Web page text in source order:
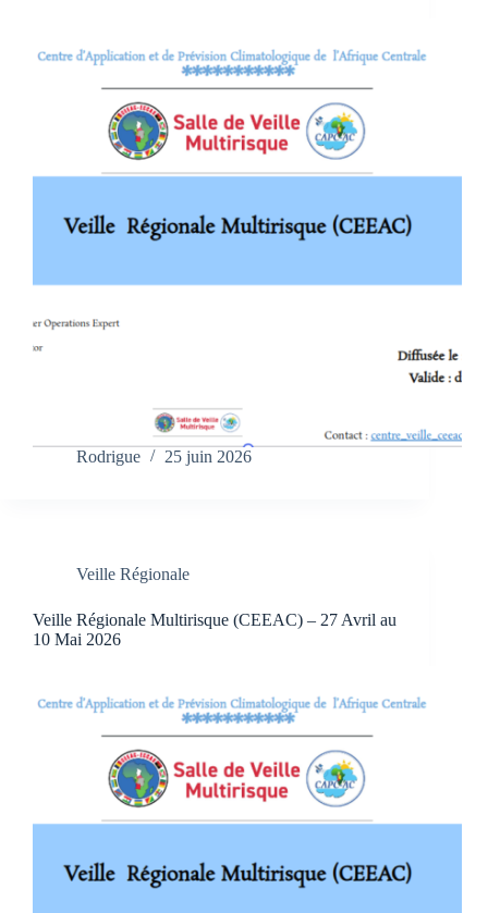
Rodrigue 25 juin 2026
Veille Régionale
Veille Régionale Multirisque (CEEAC) – 27 Avril au
10 Mai 2026